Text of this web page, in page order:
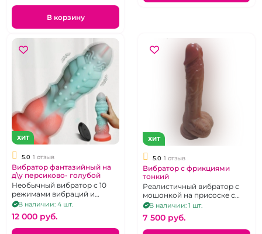
В корзину
ХИТ
5.0 1 отзыв
Вибратор фантазийный на
д\у персиково- голубой
Необычный вибратор с 10
режимами вибраций и
пультом дистанционного
управления.
В наличии: 4 шт.
12 000 pуб.
ХИТ
5.0 1 отзыв
Вибратор с фрикциями
тонкий
Реалистичный вибратор с
мошонкой на присоске с
поступательными
движениями, 10 режимов
работы, на д/у пульте
В наличии: 1 шт.
7 500 pуб.